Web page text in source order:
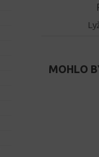
MOHLO